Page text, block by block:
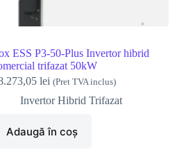
ESS P3-50-Plus Invertor hibrid
trifazat 50kW
lei (Pret TVA inclus)
Invertor Hibrid Trifazat
Adaugă în coș